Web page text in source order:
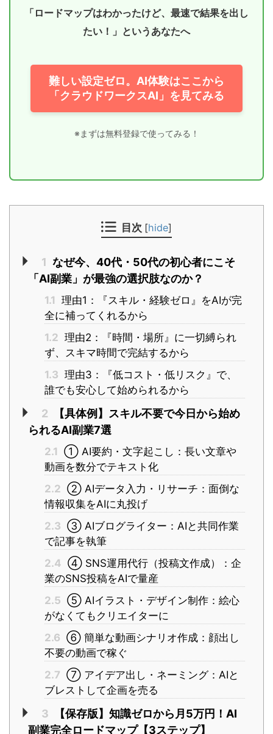
「ロードマップはわかったけど、最速で結果を出し
たい！」というあなたへ
難しい設定ゼロ。AI体験はここから
「クラウドワークスAI」を見てみる
※まずは無料登録で使ってみる！
目次 [hide]
1 なぜ今、40代・50代の初心者にこそ
「AI副業」が最強の選択肢なのか？
1.1 理由1：『スキル・経験ゼロ』をAIが完
全に補ってくれるから
1.2 理由2：『時間・場所』に一切縛られ
ず、スキマ時間で完結するから
1.3 理由3：『低コスト・低リスク』で、
誰でも安心して始められるから
2
【具体例】スキル不要で今日から始め
られるAI副業7選
2.1 ① AI要約・文字起こし：長い文章や
動画を数分でテキスト化
2.2 ② AIデータ入力・リサーチ：面倒な
情報収集をAIに丸投げ
2.3 ③ AIブログライター：AIと共同作業
で記事を執筆
2.4 ④ SNS運用代行（投稿文作成）：企
業のSNS投稿をAIで量産
2.5 ⑤ AIイラスト・デザイン制作：絵心
がなくてもクリエイターに
2.6 ⑥ 簡単な動画シナリオ作成：顔出し
不要の動画で稼ぐ
2.7 ⑦ アイデア出し・ネーミング：AIと
ブレストして企画を売る
3
【保存版】知識ゼロから月5万円！AI
副業完全ロードマップ【3ステップ】